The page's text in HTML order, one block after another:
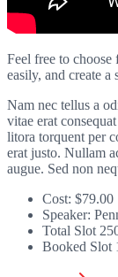
Feel free to choose
easily, and create
Nam nec tellus a
vitae erat
litora torquent per
erat justo. Nullam
augue. Sed non
Cost: $79.00
Speaker:
Total Slot
Booked Slot